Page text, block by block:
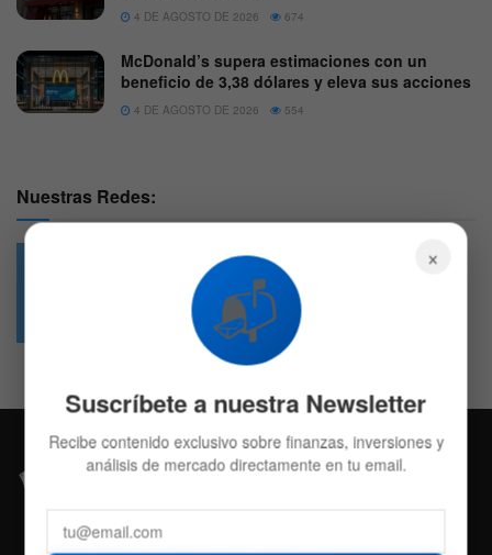
4 DE AGOSTO DE 2026 674
McDonald’s supera estimaciones con un
beneficio de 3,38 dólares y eleva sus acciones
4 DE AGOSTO DE 2026 554
Nuestras Redes:
4.7k
Followers
×
📬
Suscríbete a nuestra Newsletter
Recibe contenido exclusivo sobre finanzas, inversiones y
análisis de mercado directamente en tu email.